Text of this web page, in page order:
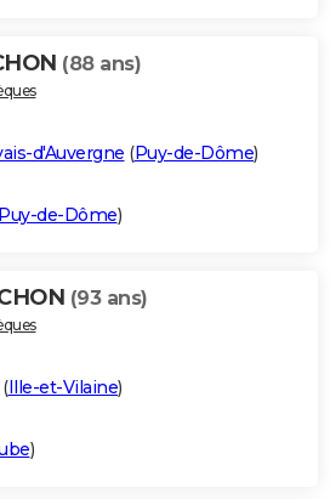
(88 ans)
d'Auvergne (Puy-de-Dôme)
de-Dôme)
(93 ans)
(Ille-et-Vilaine)
)